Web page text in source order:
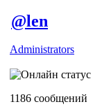
@len
Administrators
1186 сообщений